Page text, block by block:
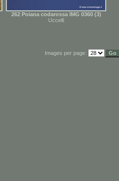
262 Poiana codarossa IMG 0360 (3)
Uccelli
Images per page: